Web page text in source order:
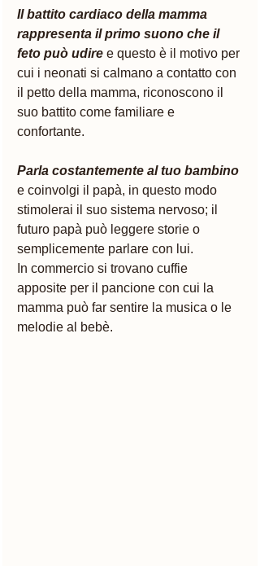
Il battito cardiaco della mamma
rappresenta il primo suono che il
feto può udire e questo è il motivo per
cui i neonati si calmano a contatto con
il petto della mamma, riconoscono il
suo battito come familiare e
confortante.
Parla costantemente al tuo bambino
e coinvolgi il papà, in questo modo
stimolerai il suo sistema nervoso; il
futuro papà può leggere storie o
semplicemente parlare con lui.
In commercio si trovano cuffie
apposite per il pancione con cui la
mamma può far sentire la musica o le
melodie al bebè.